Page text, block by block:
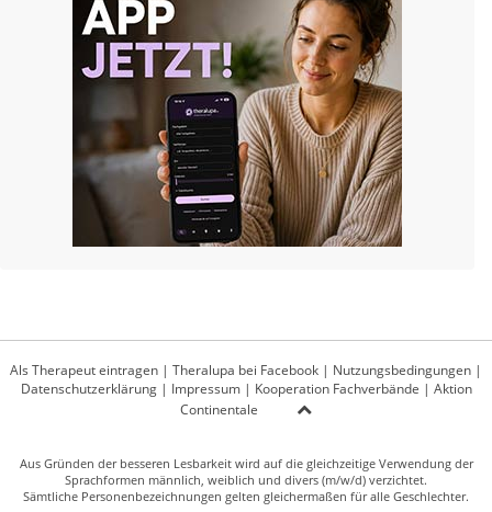
Als Therapeut eintragen | Theralupa bei Facebook | Nutzungsbedingungen |
Datenschutzerklärung| Impressum| Kooperation Fachverbände | Aktion
Continentale
Aus Gründen der besseren Lesbarkeit wird auf die gleichzeitige Verwendung der
Sprachformen männlich, weiblich und divers (m/w/d) verzichtet.
Sämtliche Personenbezeichnungen gelten gleichermaßen für alle Geschlechter.